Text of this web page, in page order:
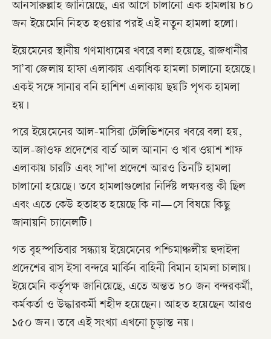
আনসারুল্লাহ জানিয়েছে, এর আগে চালানো এক হামলায় ৮০
জন ইয়েমেনি নিহত হওয়ার পরই এই নতুন হামলা হলো।
ইয়েমেনের স্থানীয় গণমাধ্যমের খবরে বলা হয়েছে, রাজধানীর
সা’বা জেলায় হাফা এলাকায় একাধিক হামলা চালানো হয়েছে।
একই সঙ্গে সানার বনি হাশিশ এলাকায় ছয়টি পৃথক হামলা
হয়।
পরে ইয়েমেনের আল-মাসিরা টেলিভিশনের খবরে বলা হয়,
আল-জাওফ প্রদেশের বার্ত আল আনান ও খাব ওয়াশ শাফ
এলাকায় চারটি এবং সা’দা প্রদেশে আরও তিনটি হামলা
চালানো হয়েছে। তবে হামলাগুলোর নির্দিষ্ট লক্ষ্যবস্তু কী ছিল
এবং এতে কেউ হতাহত হয়েছে কি না—সে বিষয়ে কিছু
জানায়নি চ্যানেলটি।
গত বৃহস্পতিবার সন্ধ্যায় ইয়েমেনের পশ্চিমাঞ্চলীয় হুদাইদা
প্রদেশের রাস ইসা বন্দরে মার্কিন বাহিনী বিমান হামলা চালায়।
ইয়েমেনি কর্তৃপক্ষ জানিয়েছে, এতে অন্তত ৮০ জন বন্দরকর্মী,
কর্মকর্তা ও উদ্ধারকর্মী শহীদ হয়েছেন। আহত হয়েছেন আরও
১৫০ জন। তবে এই সংখ্যা এখনো চূড়ান্ত নয়।